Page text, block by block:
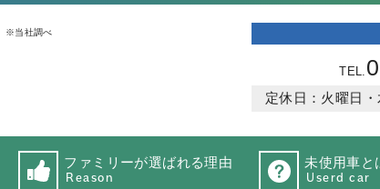
※当社調べ
TEL.
定休日：火曜日
ファミリーが選ばれる理由
Reason
未使用車と
Userd car